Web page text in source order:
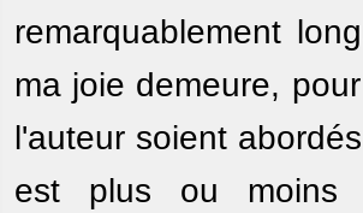
remarquablement
ma joie demeure,
l'auteur soient
est plus ou moins